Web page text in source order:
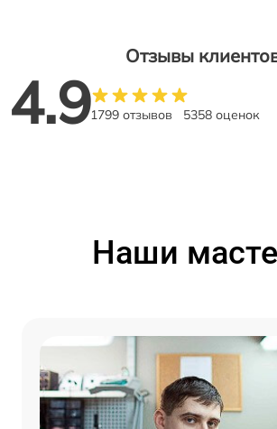
Отзывы
4.91799 отзывов 5358 оценок
Наши